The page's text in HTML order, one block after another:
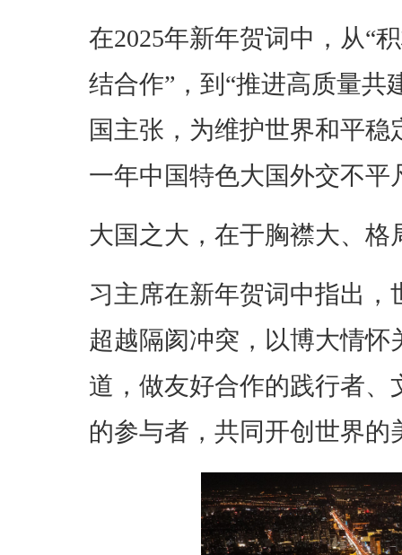
在2025年新年贺词中，从“
结合作”，到“推进高质量共
国主张，为维护世界和平
一年中国特色大国外交不平
大国之大，在于胸襟大、格
习主席在新年贺词中指出
超越隔阂冲突，以博大情
道，做友好合作的践行者
的参与者，共同开创世界的